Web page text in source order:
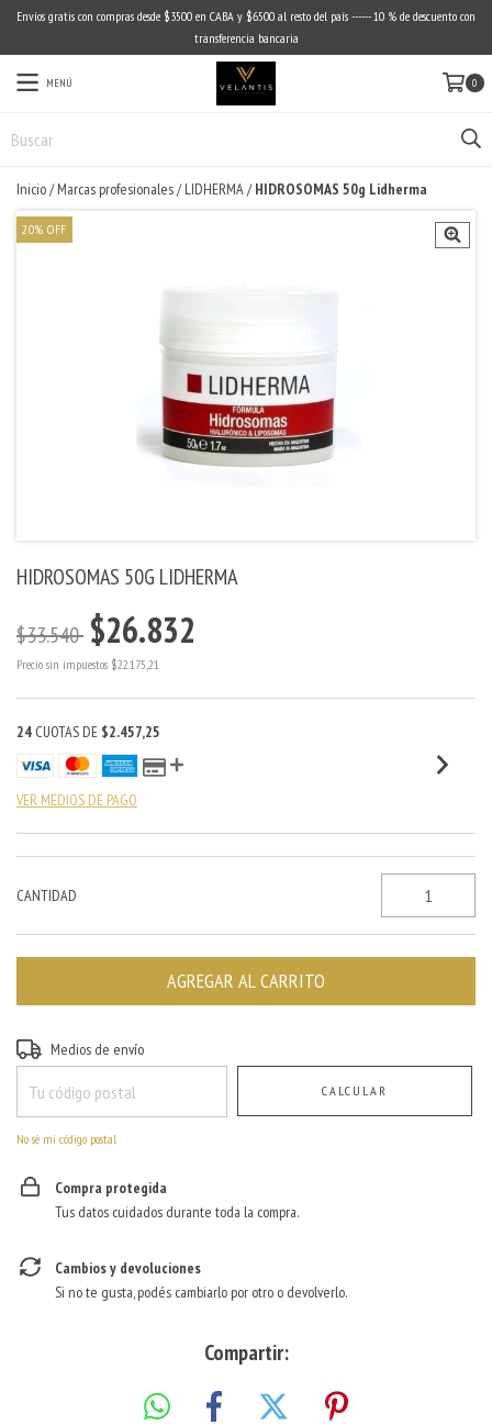
Envíos gratis con compras desde $3500 en CABA y $6500 al resto del país ------ 10 % de descuento con
transferencia bancaria
MENÚ 0
Inicio/ Marcas profesionales/ LIDHERMA/ HIDROSOMAS 50g Lidherma
20% OFF
HIDROSOMAS 50G LIDHERMA
$33.540 $26.832
Precio sin impuestos $22.175,21
24 CUOTAS DE $2.457,25
VER MEDIOS DE PAGO
CANTIDAD
Entregas para el CP:
Medios de envío
CALCULAR
No sé mi código postal
Compra protegida
Tus datos cuidados durante toda la compra.
Cambios y devoluciones
Si no te gusta, podés cambiarlo por otro o devolverlo.
Compartir: